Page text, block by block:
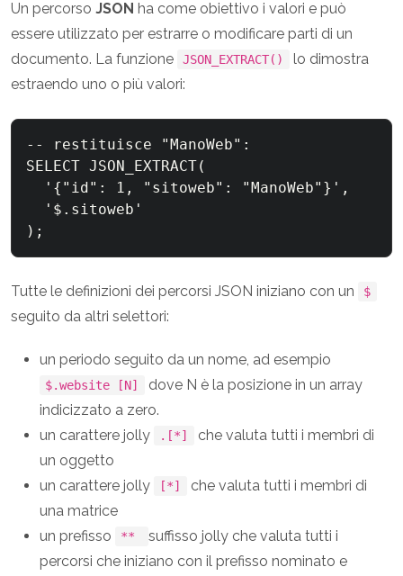
Un percorso JSON ha come obiettivo i valori e può
essere utilizzato per estrarre o modificare parti di un
documento. La funzione
JSON_EXTRACT()
lo dimostra
estraendo uno o più valori:
-- restituisce "ManoWeb":
SELECT JSON_EXTRACT(
  '{"id": 1, "sitoweb": "ManoWeb"}',
  '$.sitoweb'
);
Tutte le definizioni dei percorsi JSON iniziano con un $
seguito da altri selettori:
un periodo seguito da un nome, ad esempio
$.website [N]
dove N è la posizione in un array
indicizzato a zero.
un carattere jolly
.[*]
che valuta tutti i membri di
un oggetto
un carattere jolly
[*]
che valuta tutti i membri di
una matrice
un prefisso
**
suffisso jolly che valuta tutti i
percorsi che iniziano con il prefisso nominato e